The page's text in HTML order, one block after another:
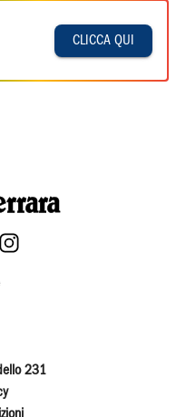
CLICCA QUI
231